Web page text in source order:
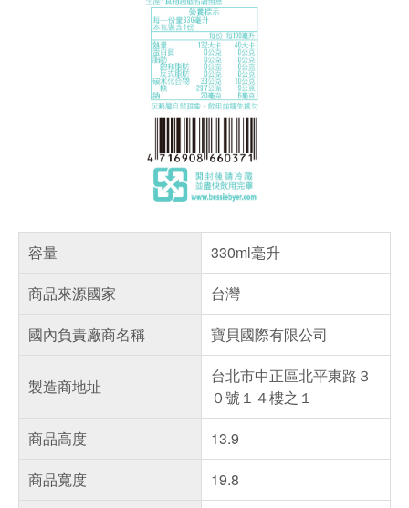
容量
330ml毫升
商品來源國家
台灣
國內負責廠商名稱
寶貝國際有限公司
製造商地址
台北市中正區北平東路３
０號１４樓之１
商品高度
13.9
商品寬度
19.8